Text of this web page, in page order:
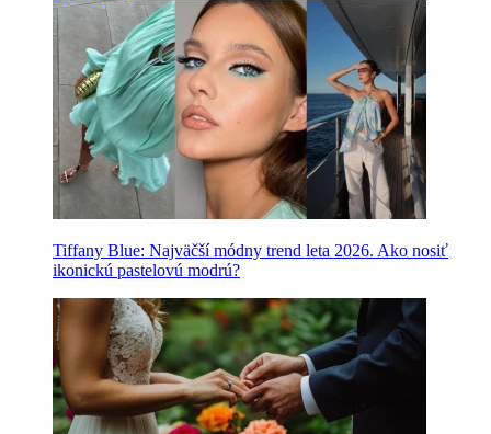
Tiffany Blue: Najväčší módny trend leta 2026. Ako nosiť
ikonickú pastelovú modrú?